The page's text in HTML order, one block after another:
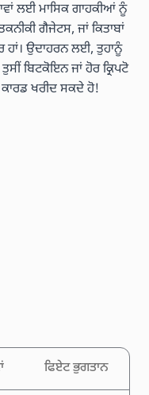
ਲਈ ਮਾਸਿਕ ਗਾਹਕੀਆਂ ਨੂੰ
ਗੈਜੇਟਸ, ਜਾਂ ਕਿਤਾਬਾਂ
ਹਾਂ। ਉਦਾਹਰਨ ਲਈ, ਤੁਹਾਨੂੰ
ਬਿਟਕੋਇਨ ਜਾਂ ਹੋਰ ਕ੍ਰਿਪਟੋ
ਖਰੀਦ ਸਕਦੇ ਹੋ!
ਫਿਏਟ ਭੁਗਤਾਨ